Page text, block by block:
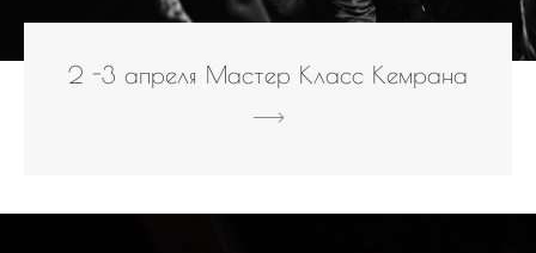
2 -3 апреля Мастер Класс Кемрана